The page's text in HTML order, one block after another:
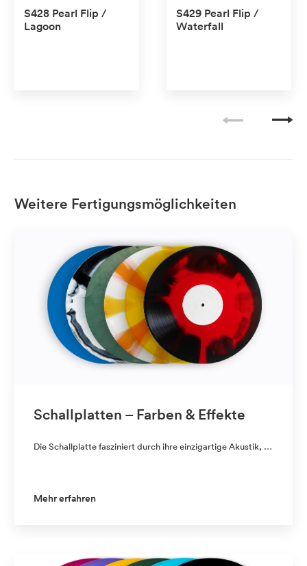
S428 Pearl Flip /
Lagoon
S429 Pearl Flip /
Waterfall
Weitere Fertigungsmöglichkeiten
Schallplatten – Farben & Effekte
Die Schallplatte fasziniert durch ihre einzigartige Akustik, …
Mehr erfahren